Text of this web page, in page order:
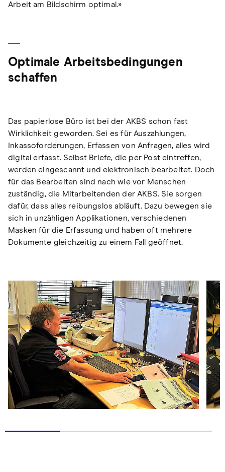
Arbeit am Bildschirm optimal.»
Optimale Arbeitsbedingungen
schaffen
Das papierlose Büro ist bei der AKBS schon fast
Wirklichkeit geworden. Sei es für Auszahlungen,
Inkassoforderungen, Erfassen von Anfragen, alles wird
digital erfasst. Selbst Briefe, die per Post eintreffen,
werden eingescannt und elektronisch bearbeitet. Doch
für das Bearbeiten sind nach wie vor Menschen
zuständig, die Mitarbeitenden der AKBS. Sie sorgen
dafür, dass alles reibungslos abläuft. Dazu bewegen sie
sich in unzähligen Applikationen, verschiedenen
Masken für die Erfassung und haben oft mehrere
Dokumente gleichzeitig zu einem Fall geöffnet.